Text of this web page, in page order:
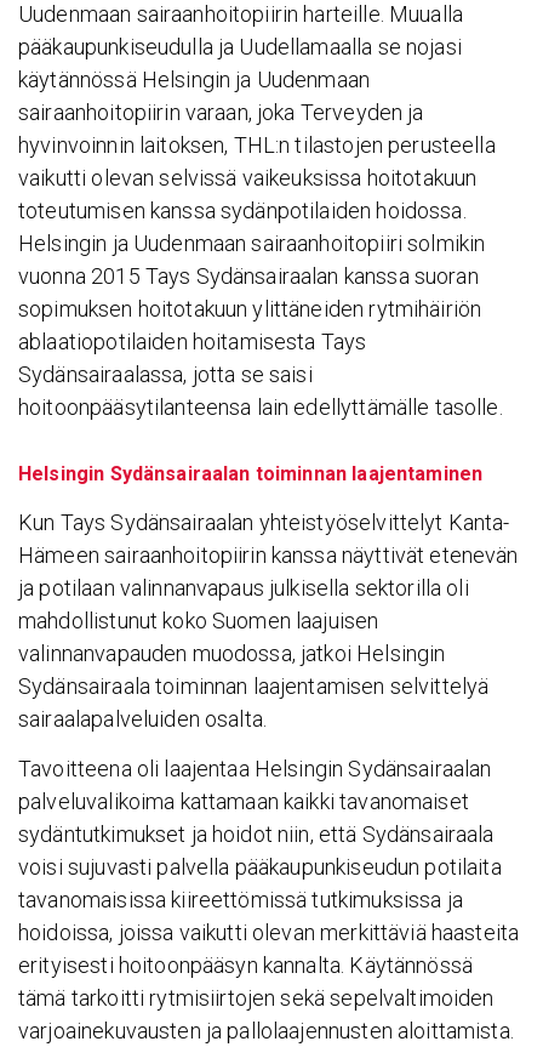
Uudenmaan sairaanhoitopiirin harteille. Muualla
pääkaupunkiseudulla ja Uudellamaalla se nojasi
käytännössä Helsingin ja Uudenmaan
sairaanhoitopiirin varaan, joka Terveyden ja
hyvinvoinnin laitoksen, THL:n tilastojen perusteella
vaikutti olevan selvissä vaikeuksissa hoitotakuun
toteutumisen kanssa sydänpotilaiden hoidossa.
Helsingin ja Uudenmaan sairaanhoitopiiri solmikin
vuonna 2015 Tays Sydänsairaalan kanssa suoran
sopimuksen hoitotakuun ylittäneiden rytmihäiriön
ablaatiopotilaiden hoitamisesta Tays
Sydänsairaalassa, jotta se saisi
hoitoonpääsytilanteensa lain edellyttämälle tasolle.
Helsingin Sydänsairaalan toiminnan laajentaminen
Kun Tays Sydänsairaalan yhteistyöselvittelyt Kanta-
Hämeen sairaanhoitopiirin kanssa näyttivät etenevän
ja potilaan valinnanvapaus julkisella sektorilla oli
mahdollistunut koko Suomen laajuisen
valinnanvapauden muodossa, jatkoi Helsingin
Sydänsairaala toiminnan laajentamisen selvittelyä
sairaalapalveluiden osalta.
Tavoitteena oli laajentaa Helsingin Sydänsairaalan
palveluvalikoima kattamaan kaikki tavanomaiset
sydäntutkimukset ja hoidot niin, että Sydänsairaala
voisi sujuvasti palvella pääkaupunkiseudun potilaita
tavanomaisissa kiireettömissä tutkimuksissa ja
hoidoissa, joissa vaikutti olevan merkittäviä haasteita
erityisesti hoitoonpääsyn kannalta. Käytännössä
tämä tarkoitti rytmisiirtojen sekä sepelvaltimoiden
varjoainekuvausten ja pallolaajennusten aloittamista.